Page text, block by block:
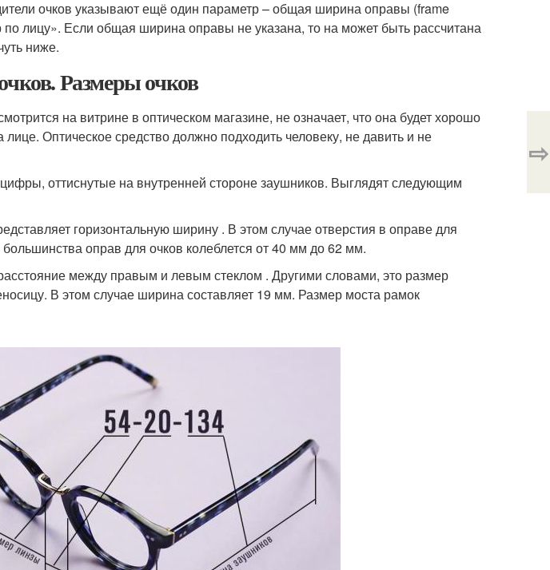
очков указывают ещё один параметр – общая ширина оправы (frame
лицу». Если общая ширина оправы не указана, то на может быть рассчитана
ниже.
Размеры очков
на витрине в оптическом магазине, не означает, что она будет хорошо
Оптическое средство должно подходить человеку, не давить и не
оттиснутые на внутренней стороне заушников. Выглядят следующим
горизонтальную ширину . В этом случае отверстия в оправе для
оправ для очков колеблется от 40 мм до 62 мм.
между правым и левым стеклом . Другими словами, это размер
В этом случае ширина составляет 19 мм. Размер моста рамок
⇨